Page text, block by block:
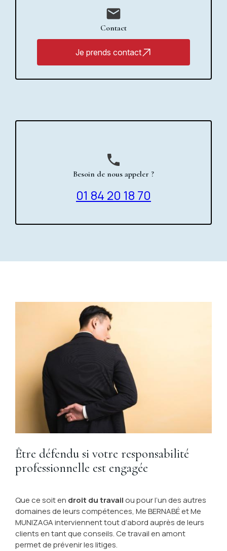
mail
Contact
Je prends contact
phone
Besoin de nous appeler ?
01 84 20 18 70
Être défendu si votre responsabilité
professionnelle est engagée
Que ce soit en droit du travail ou pour l’un des autres
domaines de leurs compétences, Me BERNABÉ et Me
MUNIZAGA interviennent tout d’abord auprès de leurs
clients en tant que conseils. Ce travail en amont
permet de prévenir les litiges.